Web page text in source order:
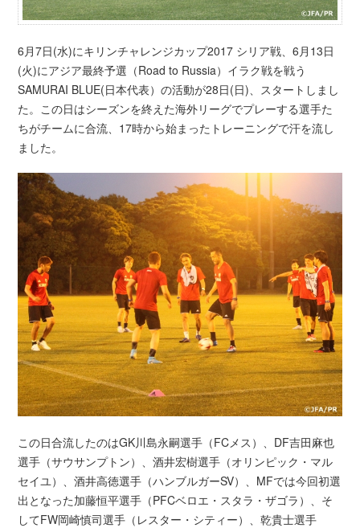
6月7日(水)にキリンチャレンジカップ2017 シリア戦、6月13日
(火)にアジア最終予選（Road to Russia）イラク戦を戦う
SAMURAI BLUE(日本代表）の活動が28日(日)、スタートしまし
た。この日はシーズンを終えた海外リーグでプレーする選手た
ちがチームに合流、17時から始まったトレーニングで汗を流し
ました。
この日合流したのはGK川島永嗣選手（FCメス）、DF吉田麻也
選手（サウサンプトン）、酒井宏樹選手（オリンピック・マル
セイユ）、酒井高徳選手（ハンブルガーSV）、MFでは今回初選
出となった加藤恒平選手（PFCベロエ・スタラ・ザゴラ）、そ
してFW岡崎慎司選手（レスター・シティー）、乾貴士選手